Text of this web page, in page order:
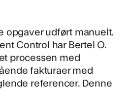
opgaver udført manuelt.
Control har Bertel O.
processen med
fakturaer med
referencer. Denne